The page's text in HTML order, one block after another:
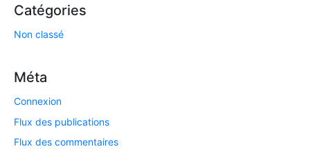
Catégories
Non classé
Méta
Connexion
Flux des publications
Flux des commentaires